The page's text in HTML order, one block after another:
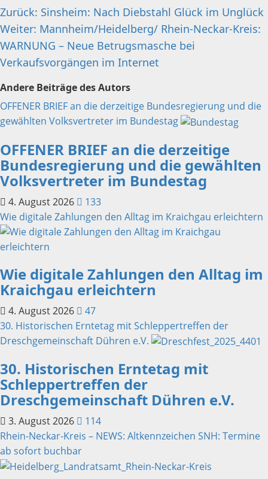
Beitragsnavigation
Zurück: Sinsheim: Nach Diebstahl Glück im Unglück
Weiter: Mannheim/Heidelberg/ Rhein-Neckar-Kreis:
WARNUNG – Neue Betrugsmasche bei
Verkaufsvorgängen im Internet
Andere Beiträge des Autors
OFFENER BRIEF an die derzeitige Bundesregierung und die
gewählten Volksvertreter im Bundestag
OFFENER BRIEF an die derzeitige
Bundesregierung und die gewählten
Volksvertreter im Bundestag
4. August 2026
133
Wie digitale Zahlungen den Alltag im Kraichgau erleichtern
Wie digitale Zahlungen den Alltag im
Kraichgau erleichtern
4. August 2026
47
30. Historischen Erntetag mit Schleppertreffen der
Dreschgemeinschaft Dühren e.V.
30. Historischen Erntetag mit
Schleppertreffen der
Dreschgemeinschaft Dühren e.V.
3. August 2026
114
Rhein-Neckar-Kreis – NEWS: Altkennzeichen SNH: Termine
ab sofort buchbar